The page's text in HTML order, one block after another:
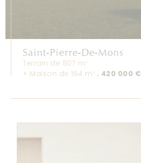
Saint-Pierre-De-Mons
Terrain de 807 m2
+ Maison de 164 m2 . 420 000 €